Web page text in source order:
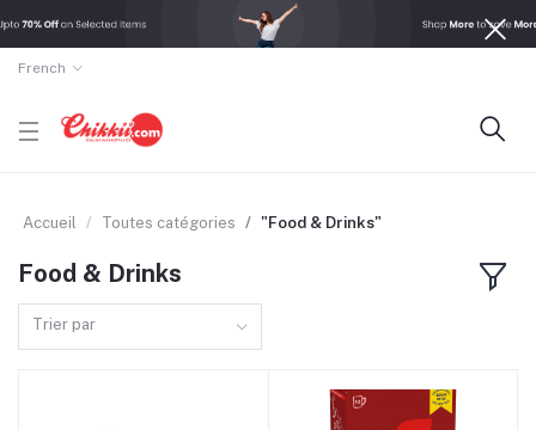
French
Accueil Toutes catégories "Food & Drinks"
Food & Drinks
Trier par